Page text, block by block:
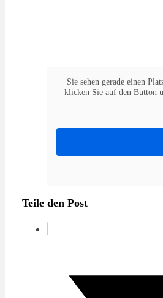
Sie sehen gerade einen
klicken Sie auf den Button
Teile den Post